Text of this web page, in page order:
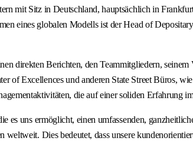
mit Sitz in Deutschland, hauptsächlich in
eines globalen Modells ist der Head of
direkten Berichten, den Teammitgliedern,
of Excellences und anderen State Street Büros,
die auf einer soliden Erfahrung
es uns ermöglicht, einen umfassenden,
Dies bedeutet, dass unsere